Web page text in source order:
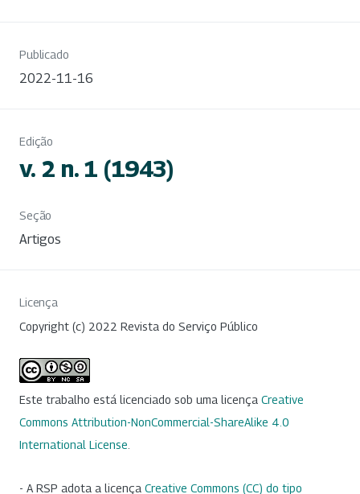
Publicado
2022-11-16
Edição
v. 2 n. 1 (1943)
Seção
Artigos
Licença
Copyright (c) 2022 Revista do Serviço Público
Este trabalho está licenciado sob uma licença Creative
Commons Attribution-NonCommercial-ShareAlike 4.0
International License
- A RSP adota a licença Creative Commons (CC) do tipo